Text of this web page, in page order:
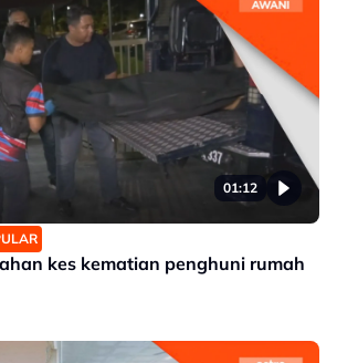
01:12
kes kematian penghuni rumah